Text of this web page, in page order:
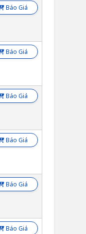
Báo Giá
Báo Giá
Báo Giá
Báo Giá
Báo Giá
Báo Giá